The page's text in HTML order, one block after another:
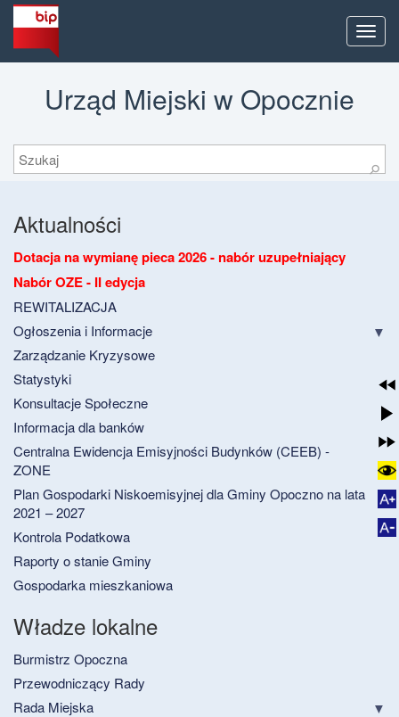
Menu
Urząd Miejski w Opocznie
Szukaj
⚲
Aktualności
Dotacja na wymianę pieca 2026 - nabór uzupełniający
Nabór OZE - II edycja
REWITALIZACJA
Ogłoszenia i Informacje
Zarządzanie Kryzysowe
Statystyki
Konsultacje Społeczne
Informacja dla banków
Centralna Ewidencja Emisyjności Budynków (CEEB) -
ZONE
Plan Gospodarki Niskoemisyjnej dla Gminy Opoczno na lata
2021 – 2027
Kontrola Podatkowa
Raporty o stanie Gminy
Gospodarka mieszkaniowa
Władze lokalne
Burmistrz Opoczna
Przewodniczący Rady
Rada Miejska